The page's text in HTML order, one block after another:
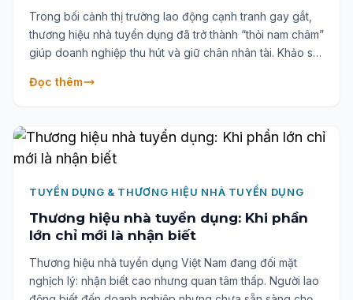
Trong bối cảnh thị trường lao động cạnh tranh gay gắt,
thương hiệu nhà tuyển dụng đã trở thành “thỏi nam châm”
giúp doanh nghiệp thu hút và giữ chân nhân tài. Khảo sát
thương hiệu tuyển dụng hàng đầu sở hữu tỷ lệ quan tâm
nghiệp xây dựng đội ngũ nhân sự chất lượng, giảm thất
thoát từ sớm và phát triển bền vững.
Đọc thêm
TUYỂN DỤNG & THƯƠNG HIỆU NHÀ TUYỂN DỤNG
Thương hiệu nhà tuyển dụng: Khi phần
lớn chỉ mới là nhận biết
Thương hiệu nhà tuyển dụng Việt Nam đang đối mặt
nghịch lý: nhận biết cao nhưng quan tâm thấp. Người lao